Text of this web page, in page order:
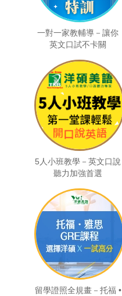
一對一家教輔導－讓你
英文口試不卡關
5人小班教學－英文口說
聽力加強首選
留學證照全規畫－托福 •